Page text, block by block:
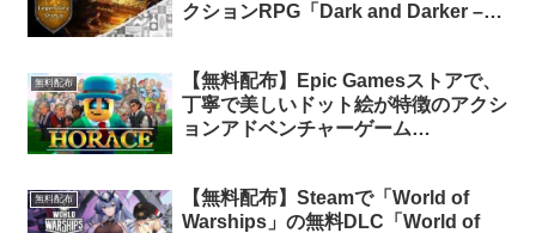
クションRPG「Dark and Darker –
無料配布
【無料配布】Epic Gamesストアで、
丁寧で美しいドット絵が特徴のアクシ
ョンアドベンチャーゲーム
無料配布
【無料配布】Steamで「World of
Warships」の無料DLC「World of